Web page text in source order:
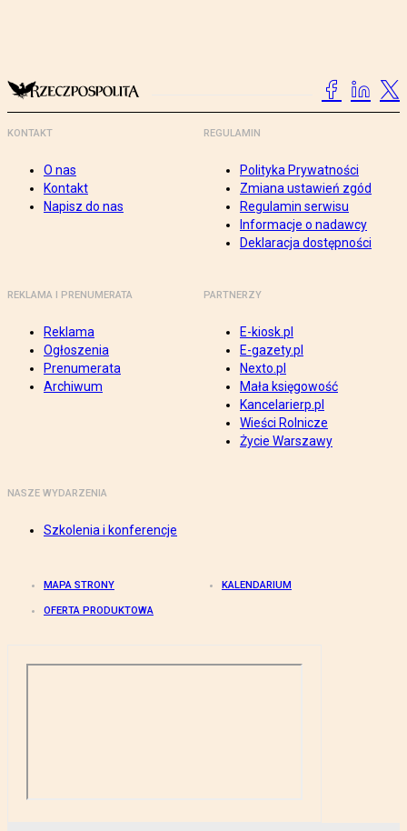
KONTAKT
O nas
Kontakt
Napisz do nas
REGULAMIN
Polityka Prywatności
Zmiana ustawień zgód
Regulamin serwisu
Informacje o nadawcy
Deklaracja dostępności
REKLAMA I PRENUMERATA
Reklama
Ogłoszenia
Prenumerata
Archiwum
PARTNERZY
E-kiosk.pl
E-gazety.pl
Nexto.pl
Mała księgowość
Kancelarierp.pl
Wieści Rolnicze
Życie Warszawy
NASZE WYDARZENIA
Szkolenia i konferencje
MAPA STRONY KALENDARIUM
OFERTA PRODUKTOWA